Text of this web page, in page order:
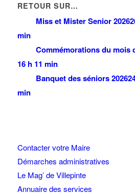
RETOUR SUR…
Miss et Mister Senior 2026
min
Commémorations du mois
16 h 11 min
Banquet des séniors 2026
min
Contacter votre Maire
Démarches administratives
Le Mag’ de Villepinte
Annuaire des services